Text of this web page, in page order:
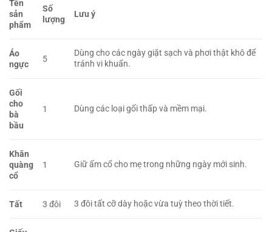
Tên
sản
phẩm
Số
lượng
Lưu ý
Áo
ngực
5
Dùng cho các ngày giặt sạch và phơi thật khô để
tránh vi khuẩn.
Gối
cho
bà
bầu
1 Dùng các loại gối thấp và mềm mại.
Khăn
quàng
cổ
1 Giữ ấm cổ cho mẹ trong những ngày mới sinh.
Tất 3 đôi 3 đôi tất cỡ dày hoặc vừa tuỳ theo thời tiết.